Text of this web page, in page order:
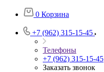
0 Корзина
+7 (962) 315-15-45
Телефоны
+7 (962) 315-15-45
Заказать звонок